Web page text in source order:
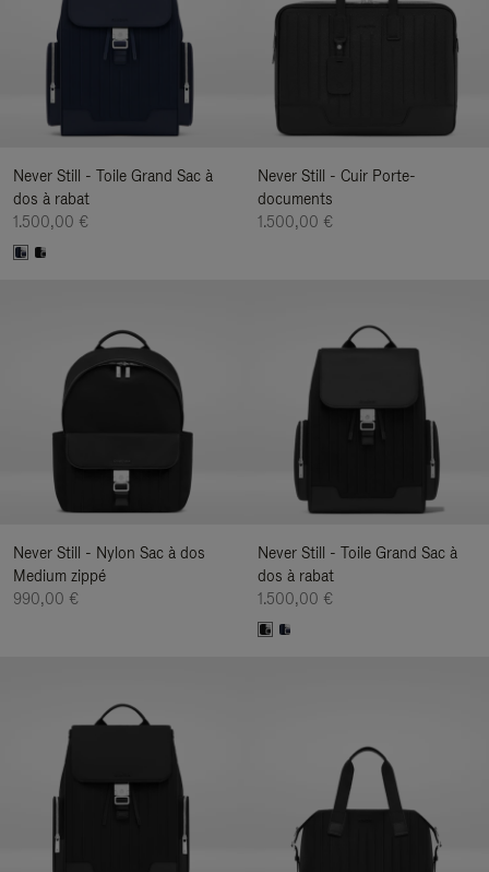
Never Still - Toile Grand Sac à
dos à rabat
1.500,00 €
Never Still - Cuir Porte-
documents
1.500,00 €
Never Still - Nylon Sac à dos
Medium zippé
990,00 €
Never Still - Toile Grand Sac à
dos à rabat
1.500,00 €